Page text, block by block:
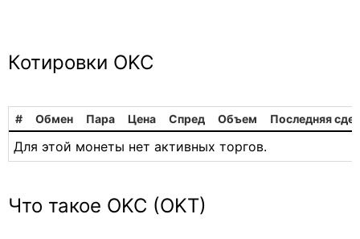
Котировки OKC
# Обмен Пара Цена Спред Объем Последняя
Для этой монеты нет активных торгов.
Что такое OKC (OKT)